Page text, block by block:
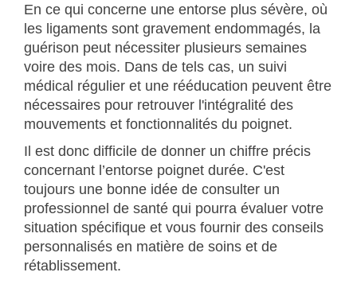
En ce qui concerne une entorse plus sévère, où
les ligaments sont gravement endommagés, la
guérison peut nécessiter plusieurs semaines
voire des mois. Dans de tels cas, un suivi
médical régulier et une rééducation peuvent être
nécessaires pour retrouver l'intégralité des
mouvements et fonctionnalités du poignet.
Il est donc difficile de donner un chiffre précis
concernant l’entorse poignet durée. C'est
toujours une bonne idée de consulter un
professionnel de santé qui pourra évaluer votre
situation spécifique et vous fournir des conseils
personnalisés en matière de soins et de
rétablissement.